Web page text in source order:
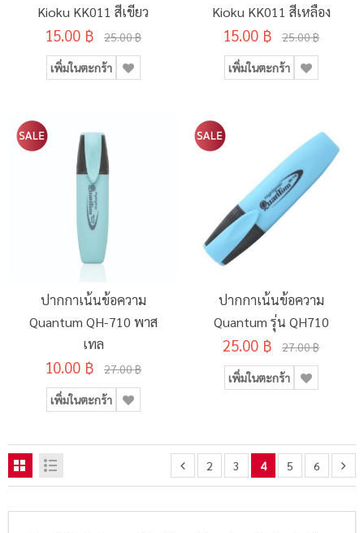
Kioku KK011 สีเขียว
15.00 ฿ 25.00 ฿
เพิ่มในตะกร้า
Kioku KK011 สีเหลือง
15.00 ฿ 25.00 ฿
เพิ่มในตะกร้า
ปากกาเน้นข้อความ
Quantum QH-710 พาส
เทล
10.00 ฿ 27.00 ฿
เพิ่มในตะกร้า
ปากกาเน้นข้อความ
Quantum รุ่น QH710
25.00 ฿ 27.00 ฿
เพิ่มในตะกร้า
2 3 4 5 6